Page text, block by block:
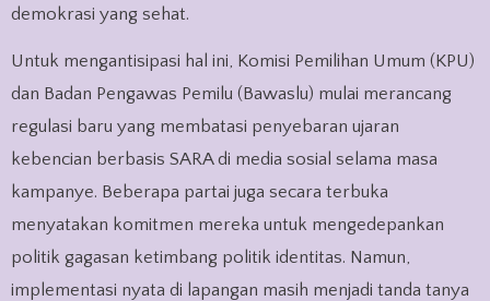
demokrasi yang sehat.
Untuk mengantisipasi hal ini, Komisi Pemilihan Umum (KPU)
dan Badan Pengawas Pemilu (Bawaslu) mulai merancang
regulasi baru yang membatasi penyebaran ujaran
kebencian berbasis SARA di media sosial selama masa
kampanye. Beberapa partai juga secara terbuka
menyatakan komitmen mereka untuk mengedepankan
politik gagasan ketimbang politik identitas. Namun,
implementasi nyata di lapangan masih menjadi tanda tanya